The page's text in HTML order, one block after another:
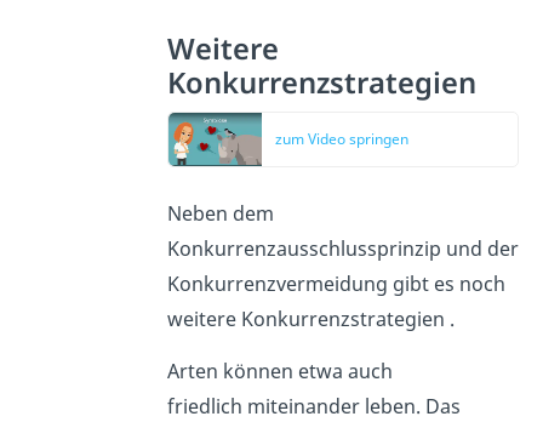
Weitere
Konkurrenzstrategien
zum Video springen
Neben dem
Konkurrenzausschlussprinzip und der
Konkurrenzvermeidung gibt es noch
weitere Konkurrenzstrategien .
Arten können etwa auch
friedlich miteinander leben. Das